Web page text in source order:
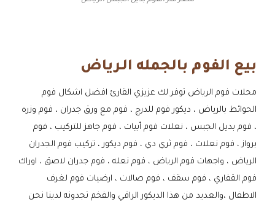
بيع الفوم بالجمله الـرياض
محلات فوم الرياض توفر لك عزيزي القارئ افضل اشكال فوم
الحوائط بالرياض ، ديكور فوم للدرج ، فوم مع ورق جدران ، فوم وزره
، فوم بديل الجبس ، نعلات فوم أبيات ، فوم جاهز للتركيب ، فوم
برواز ، فوم نعلات ، فوم ثري دي ، فوم ديكور ، تركيب فوم الجدران
الرياض ، واجهات فوم الرياض ، فوم نعله ، فوم جدران لاصق ، اوراك
فوم القفاري ، فوم سقف ، فوم صالات ، ارضيات فوم لغرف
الاطفال ،والعديد من هذا الديكور الراقي والفخم تجدونه لدينا نحن